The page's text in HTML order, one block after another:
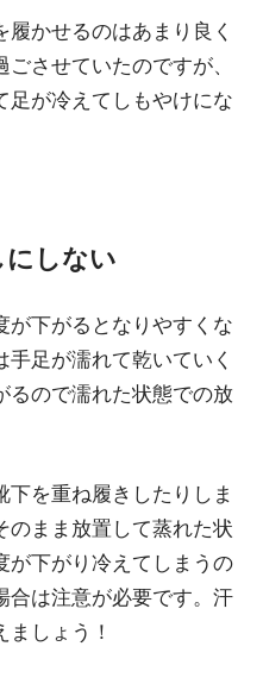
かせるのはあまり良く
させていたのですが、
足が冷えてしもやけにな
しない
が下がるとなりやすくな
足が濡れて乾いていく
るので濡れた状態での放
下を重ね履きしたりしま
のまま放置して蒸れた状
が下がり冷えてしまうの
合は注意が必要です。汗
しょう！